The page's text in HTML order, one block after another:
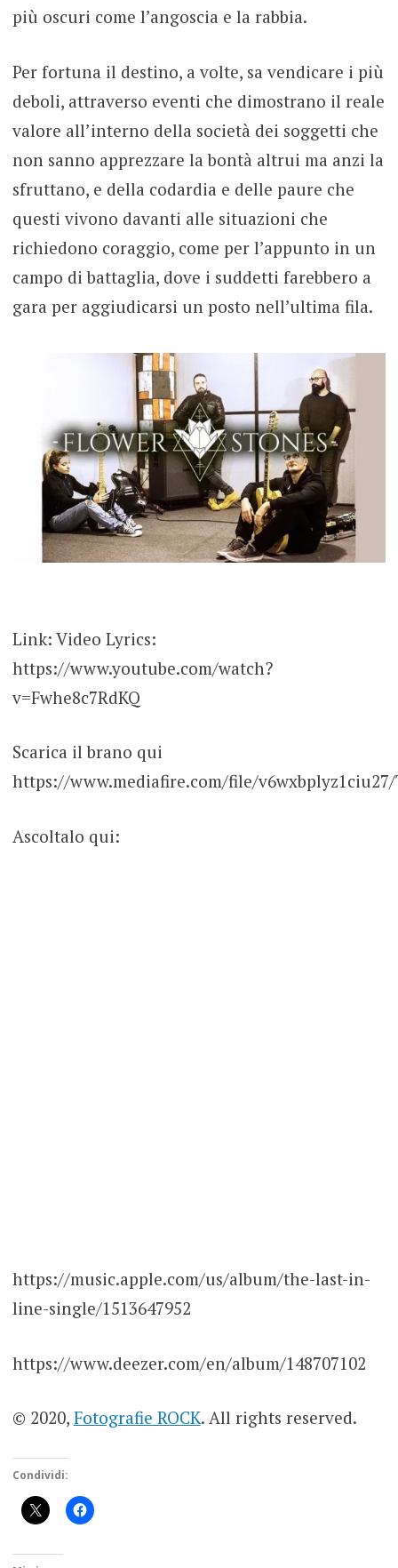
più oscuri come l’angoscia e la rabbia.
Per fortuna il destino, a volte, sa vendicare i più
deboli, attraverso eventi che dimostrano il reale
valore all’interno della società dei soggetti che
non sanno apprezzare la bontà altrui ma anzi la
sfruttano, e della codardia e delle paure che
questi vivono davanti alle situazioni che
richiedono coraggio, come per l’appunto in un
campo di battaglia, dove i suddetti farebbero a
gara per aggiudicarsi un posto nell’ultima fila.
Link: Video Lyrics:
https://www.youtube.com/watch?
v=Fwhe8c7RdKQ
Scarica il brano qui
https://www.mediafire.com/file/v6wxbplyz1ciu27/
Ascoltalo qui:
https://music.apple.com/us/album/the-last-in-
line-single/1513647952
https://www.deezer.com/en/album/148707102
© 2020, Fotografie ROCK. All rights reserved.
Condividi: